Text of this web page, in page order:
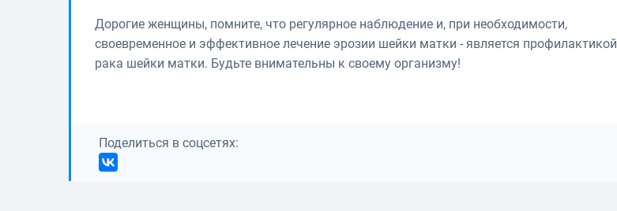
Дорогие женщины, помните, что регулярное наблюдение и, при необходимости,
своевременное и эффективное лечение эрозии шейки матки - является профилактикой
рака шейки матки. Будьте внимательны к своему организму!
Поделиться в соцсетях: